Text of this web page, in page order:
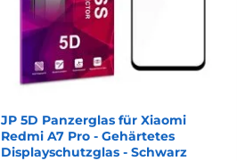
JP 5D Panzerglas für Xiaomi
Redmi A7 Pro - Gehärtetes
Displayschutzglas - Schwarz